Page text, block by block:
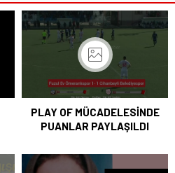
PLAY OF MÜCADELESİNDE
PUANLAR PAYLAŞILDI